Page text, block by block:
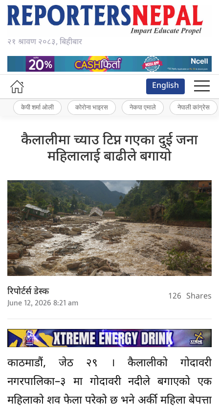
२१ श्रावण २०८३, बिहीबार
English
केपी शर्मा ओली कोरोना भाइरस नेकपा एमाले नेपाली कांग्रेस
कैलालीमा च्याउ टिप्न गएका दुई जना
महिलालाई बाढीले बगायो
रिपोर्टर्स डेस्क
June 12, 2026 8:21 am 126 Shares
काठमाडौं, जेठ २९ । कैलालीको गोदावरी
नगरपालिका–३ मा गोदावरी नदीले बगाएको एक
महिलाको शव फेला परेको छ भने अर्की महिला बेपत्ता